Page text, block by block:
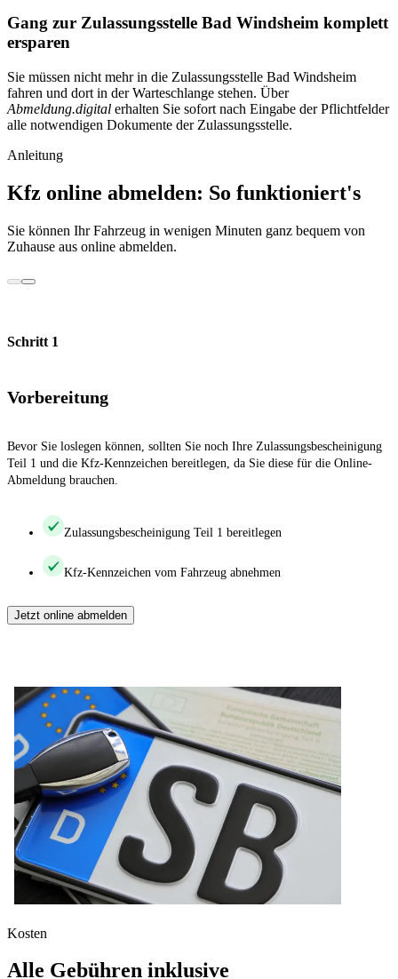
Gang zur Zulassungsstelle Bad Windsheim komplett
ersparen
Sie müssen nicht mehr in die Zulassungsstelle Bad Windsheim
fahren und dort in der Warteschlange stehen. Über
Abmeldung.digital erhalten Sie sofort nach Eingabe der Pflichtfelder
alle notwendigen Dokumente der Zulassungsstelle.
Anleitung
Kfz online abmelden: So funktioniert's
Sie können Ihr Fahrzeug in wenigen Minuten ganz bequem von
Zuhause aus online abmelden.
Schritt 1
Vorbereitung
Bevor Sie loslegen können, sollten Sie noch Ihre Zulassungsbescheinigung
Teil 1 und die Kfz-Kennzeichen bereitlegen, da Sie diese für die Online-
Abmeldung brauchen.
Zulassungsbescheinigung Teil 1 bereitlegen
Kfz-Kennzeichen vom Fahrzeug abnehmen
Jetzt online abmelden
Kosten
Alle Gebühren inklusive